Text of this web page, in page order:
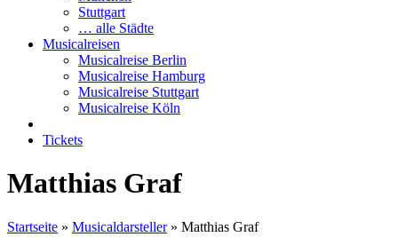
Stuttgart
… alle Städte
Musicalreisen
Musicalreise Berlin
Musicalreise Hamburg
Musicalreise Stuttgart
Musicalreise Köln
Tickets
Matthias Graf
Startseite » Musicaldarsteller» Matthias Graf